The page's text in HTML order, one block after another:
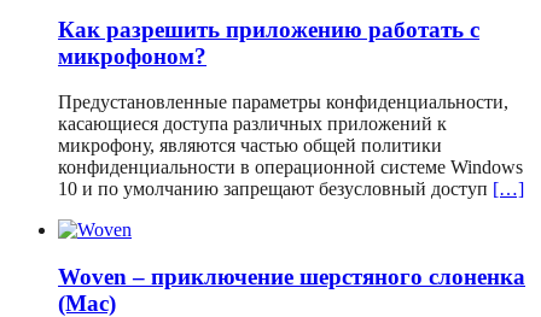
Как разрешить приложению работать с
микрофоном?
Предустановленные параметры конфиденциальности,
касающиеся доступа различных приложений к
микрофону, являются частью общей политики
конфиденциальности в операционной системе Windows
10 и по умолчанию запрещают безусловный доступ […]
Woven – приключение шерстяного слоненка
(Mac)